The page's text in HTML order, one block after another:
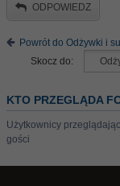
ODPOWIEDZ
Powrót do Odżywki i
Skocz do:
KTO PRZEGLĄDA
Użytkownicy
gości